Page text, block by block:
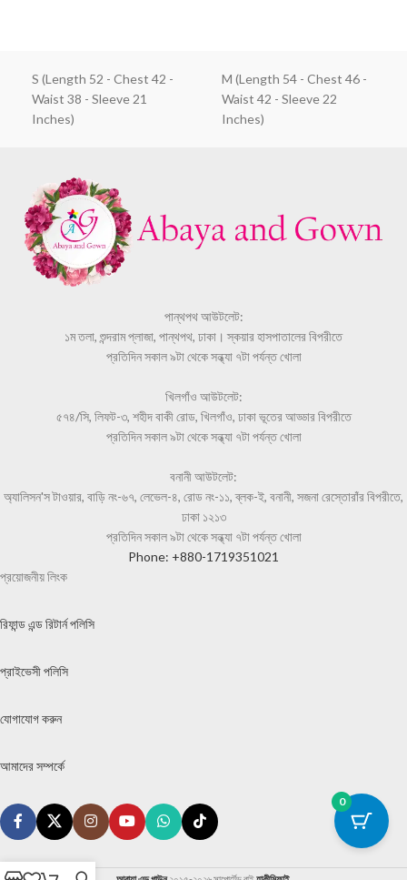
S (Length 52 - Chest 42 -
Waist 38 - Sleeve 21
Inches)
M (Length 54 - Chest 46 -
Waist 42 - Sleeve 22
Inches)
পান্থপথ আউটলেট:
১ম তলা, শুন্দরাম প্লাজা, পান্থপথ, ঢাকা। স্কয়ার হাসপাতালের বিপরীতে
প্রতিদিন সকাল ৯টা থেকে সন্ধ্যা ৭টা পর্যন্ত খোলা
খিলগাঁও আউটলেট:
৫৭৪/সি, লিফট-৩, শহীদ বাকী রোড, খিলগাঁও, ঢাকা ভূতের আড্ডার বিপরীতে
প্রতিদিন সকাল ৯টা থেকে সন্ধ্যা ৭টা পর্যন্ত খোলা
বনানী আউটলেট:
অ্যালিসন'স টাওয়ার, বাড়ি নং-৬৭, লেভেল-৪, রোড নং-১১, ব্লক-ই, বনানী, সজনা রেস্তোরাঁর বিপরীতে,
ঢাকা ১২১৩
প্রতিদিন সকাল ৯টা থেকে সন্ধ্যা ৭টা পর্যন্ত খোলা
Phone: +880-1719351021
প্রয়োজনীয় লিংক
রিফান্ড এন্ড রিটার্ন পলিসি
প্রাইভেসী পলিসি
যোগাযোগ করুন
আমাদের সম্পর্কে
0